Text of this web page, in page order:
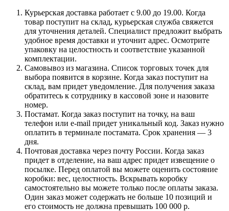
Курьерская доставка работает с 9.00 до 19.00. Когда
товар поступит на склад, курьерская служба свяжется
для уточнения деталей. Специалист предложит выбрать
удобное время доставки и уточнит адрес. Осмотрите
упаковку на целостность и соответствие указанной
комплектации.
Самовывоз из магазина. Список торговых точек для
выбора появится в корзине. Когда заказ поступит на
склад, вам придет уведомление. Для получения заказа
обратитесь к сотруднику в кассовой зоне и назовите
номер.
Постамат. Когда заказ поступит на точку, на ваш
телефон или e-mail придет уникальный код. Заказ нужно
оплатить в терминале постамата. Срок хранения — 3
дня.
Почтовая доставка через почту России. Когда заказ
придет в отделение, на ваш адрес придет извещение о
посылке. Перед оплатой вы можете оценить состояние
коробки: вес, целостность. Вскрывать коробку
самостоятельно вы можете только после оплаты заказа.
Один заказ может содержать не больше 10 позиций и
его стоимость не должна превышать 100 000 р.